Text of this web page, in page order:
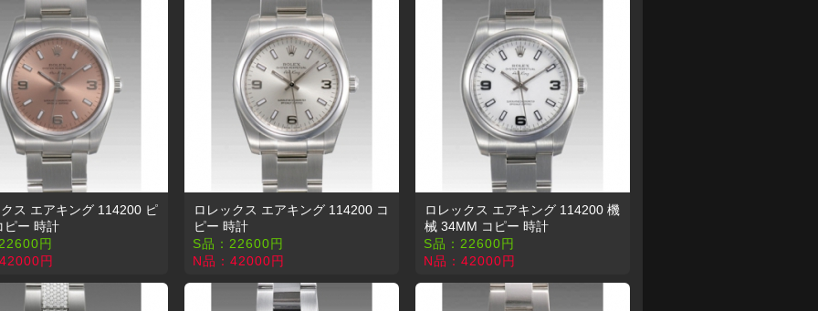
ス エアキング 114200 ピ
ピー 時計
22600円
42000円
ロレックス エアキング 114200 コ
ピー 時計
S品： 22600円
N品： 42000円
ロレックス エアキング 114200 機
械 34MM コピー 時計
S品： 22600円
N品： 42000円